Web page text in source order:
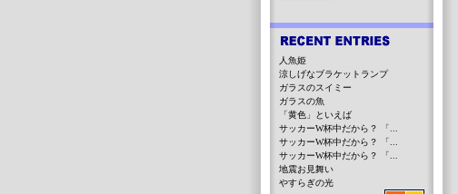
人魚姫
涼しげなブラケットランプ
ガラスのスイミー
ガラスの魚
「黄色」といえば
サッカーW杯中だから？ 「...
サッカーW杯中だから？ 「...
サッカーW杯中だから？ 「...
地震お見舞い
やすらぎの光